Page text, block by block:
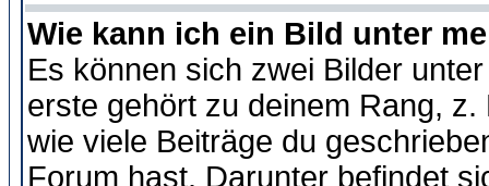
Wie kann ich ein Bild unter
Es können sich zwei Bilder
erste gehört zu deinem Rang,
wie viele Beiträge du
Forum hast. Darunter befindet